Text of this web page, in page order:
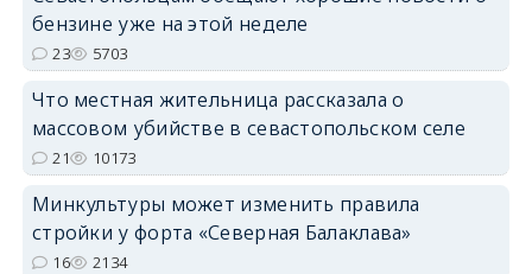
бензине уже на этой неделе
23 5703
Что местная жительница рассказала о
массовом убийстве в севастопольском селе
21 10173
Минкультуры может изменить правила
стройки у форта «Северная Балаклава»
16 2134